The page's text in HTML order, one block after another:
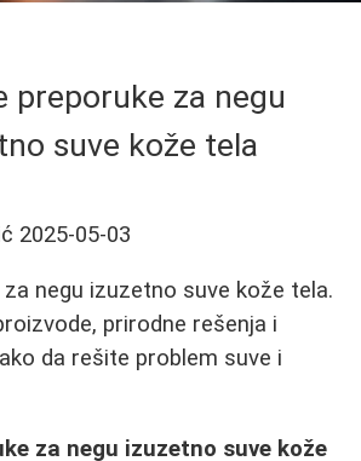
preporuke za negu
suve kože tela
2025-05-03
negu izuzetno suve kože tela.
prirodne rešenja i
da rešite problem suve i
za negu izuzetno suve kože